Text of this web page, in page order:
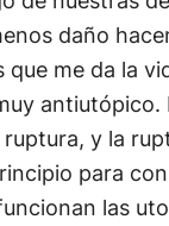
daño
que me da la
antiutópico.
y la
para
las